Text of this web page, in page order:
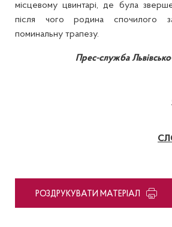
місцевому цвинтарі, де була
після чого родина спочилого
поминальну трапезу.
Прес-служба
PОЗДРУКУВАТИ МАТЕРІАЛ